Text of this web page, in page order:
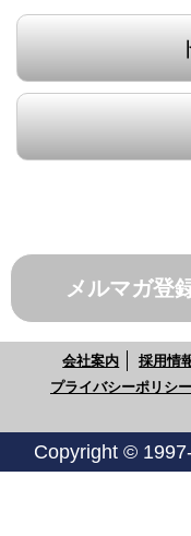
メルマガ登
会社案内 採用情
プライバシーポリシ
Copyright ©